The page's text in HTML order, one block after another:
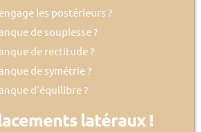
les postérieurs ?
de souplesse ?
de rectitude ?
de symétrie ?
d'équilibre ?
latéraux !